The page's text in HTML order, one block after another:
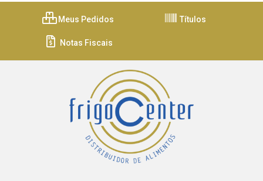
Meus Pedidos Títulos
Notas Fiscais